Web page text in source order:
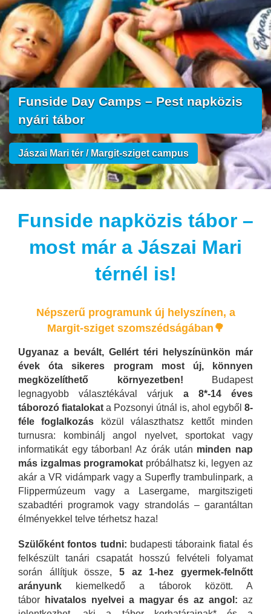
Funside Day Camps – Pest napközis
nyári tábor
Jászai Mari tér / Margit-sziget campus
Funside napközis tábor –
most már a Jászai Mari
térnél is!
Népszerű programunk új helyszínen, a
Margit-sziget szomszédságában🌳
Ugyanaz a bevált, Gellért téri helyszínünkön már
évek óta sikeres program most új, könnyen
megközelíthető környezetben!
Budapest
legnagyobb választékával várjuk a 8*-14 éves
táborozó fiatalokat a Pozsonyi útnál is, ahol egyből 8-
féle foglalkozás közül választhatsz kettőt minden
turnusra: kombinálj angol nyelvet, sportokat vagy
informatikát egy táborban! Az órák után minden nap
más izgalmas programokat próbálhatsz ki, legyen az
akár a VR vidámpark vagy a Superfly trambulinpark, a
Flippermúzeum vagy a Lasergame, margitszigeti
szabadtéri programok vagy strandolás – garantáltan
élményekkel telve térhetsz haza!
Szülőként fontos tudni: budapesti táboraink fiatal és
felkészült tanári csapatát hosszú felvételi folyamat
során állítjuk össze, 5 az 1-hez gyermek-felnőtt
arányunk kiemelkedő a táborok között. A
tábor
hivatalos nyelvei a magyar és az angol: az